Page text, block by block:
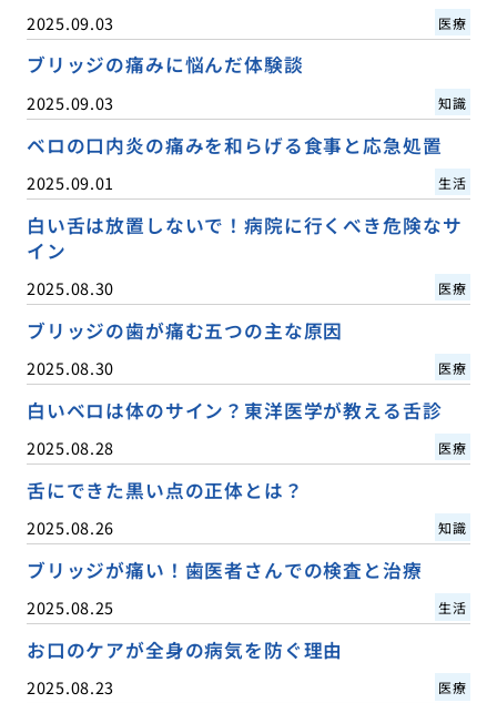
2025.09.03 医療
ブリッジの痛みに悩んだ体験談
2025.09.03 知識
ベロの口内炎の痛みを和らげる食事と応急処置
2025.09.01 生活
白い舌は放置しないで！病院に行くべき危険なサ
イン
2025.08.30 医療
ブリッジの歯が痛む五つの主な原因
2025.08.30 医療
白いベロは体のサイン？東洋医学が教える舌診
2025.08.28 医療
舌にできた黒い点の正体とは？
2025.08.26 知識
ブリッジが痛い！歯医者さんでの検査と治療
2025.08.25 生活
お口のケアが全身の病気を防ぐ理由
2025.08.23 医療